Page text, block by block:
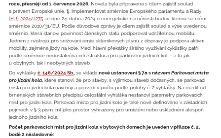
roce, přesněji od 1. července 2026. Novela byla připravena s cílem zajistit soulad
s právem Evropské unie, tj. implementovat směrnice Evropského parlamentu a Rady
(EU) 2024/1275 ze dne 24. dubna 2024 o energetické náročnosti budov, kterou se mění
směrnice 2010/31/EU. Podle důvodové zprávy je cílem zajistit soulad s výše uvedenou
směrnicí, která stanoví povinnost členských států podporovat udržitelnou mobilitu.
Jedním z nástrojů pro snižování emisí skleníkových plynů z dopravy je podpora aktivní
mobility, zejména jízdy na kole. Mezi hlavní překážky širšího využívání cyklistiky patří
podle směrnice nedostatečná infrastruktura pro parkování jízdních kol – a to jak
u obytných, tak i neobytných staveb.
Do vyhlášky č. 146/2024 Sb.,se vkládá nové ustanovení § 7a s názvemParkovací místa
pro jízdní kola, které stanoví, že pro stavby, s výjimkou staveb dočasných, se parkovací
místa pro jízdní kola navrhují a provádí v počtu podle přílohy č. 2 vyhlášky. Na rozdíl od
brněnských stavebních předpisů celostátní vyhláška nestanoví parametry parkovacích
míst pro jízdní kola. Parkovací místo pro jízdní kolo je také nově definováno v základních
pojmech v § 3 písm. m) jako prostor vyhrazený pro umístění nebo uskladnění alespoň
jednoho jízdního kola.
Počet parkovacích míst pro jízdní kola v bytových domech je uveden v příloze č. 2,
bodě 2 následovně: